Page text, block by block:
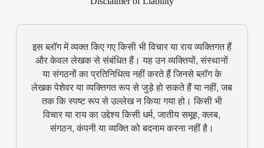
इस ब्लॉग में व्यक्त किए गए किसी भी विचार या राय व्यक्तिगत हैं
और केवल लेखक से संबंधित हैं। यह उन व्यक्तियों, संस्थानों
या संगठनों का प्रतिनिधित्व नहीं करते हैं जिनसे ब्लॉग के
लेखक पेशेवर या व्यक्तिगत रूप से जुड़े हो सकते हैं या नहीं, जब
तक कि स्पष्ट रूप से उल्लेख न किया गया हो। किसी भी
विचार या राय का उद्देश्य किसी धर्म, जातीय समूह, क्लब,
संगठन, कंपनी या व्यक्ति को बदनाम करना नहीं है।